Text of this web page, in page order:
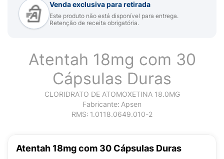
Venda exclusiva para retirada
Este produto não está disponível para entrega.
Retenção de receita obrigatória.
Atentah 18mg com 30
Cápsulas Duras
CLORIDRATO DE ATOMOXETINA 18.0MG
Fabricante: Apsen
RMS: 1.0118.0649.010-2
Atentah 18mg com 30 Cápsulas Duras